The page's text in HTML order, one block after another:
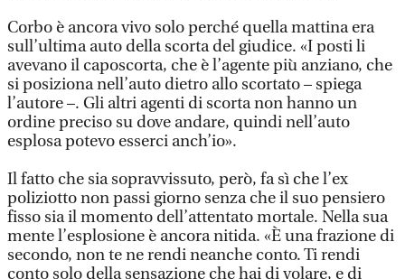
Corbo è ancora vivo solo perché quella mattina era
sull’ultima auto della scorta del giudice. «I posti li
avevano il caposcorta, che è l’agente più anziano, che
si posiziona nell’auto dietro allo scortato – spiega
l’autore –. Gli altri agenti di scorta non hanno un
ordine preciso su dove andare, quindi nell’auto
esplosa potevo esserci anch’io».
Il fatto che sia sopravvissuto, però, fa sì che l’ex
poliziotto non passi giorno senza che il suo pensiero
fisso sia il momento dell’attentato mortale. Nella sua
mente l’esplosione è ancora nitida. «È una frazione di
secondo, non te ne rendi neanche conto. Ti rendi
conto solo della sensazione che hai di volare, e di